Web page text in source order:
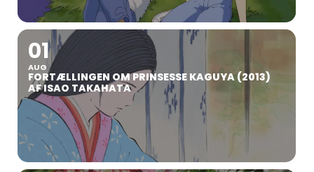
01
AUG
FORTÆLLINGEN OM PRINSESSE KAGUYA (2013)
AF ISAO TAKAHATA